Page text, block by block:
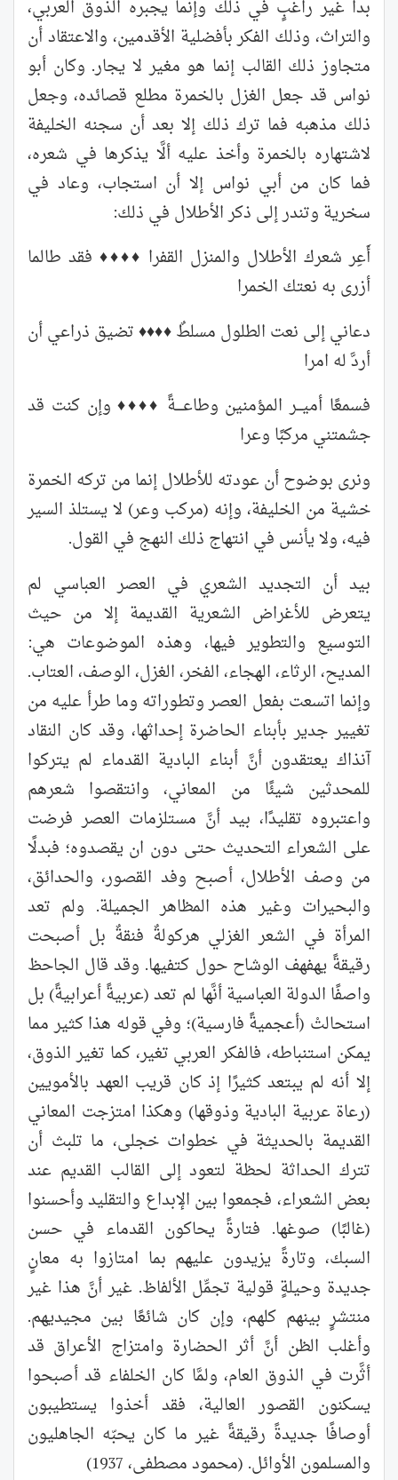
بدا غير راغبٍ في ذلك وإنما يجبره الذوق العربي،
والتراث، وذلك الفكر بأفضلية الأقدمين، والاعتقاد أن
متجاوز ذلك القالب إنما هو مغير لا يجار. وكان أبو
نواس قد جعل الغزل بالخمرة مطلع قصائده، وجعل
ذلك مذهبه فما ترك ذلك إلا بعد أن سجنه الخليفة
لاشتهاره بالخمرة وأخذ عليه ألَّا يذكرها في شعره،
فما كان من أبي نواس إلا أن استجاب، وعاد في
سخرية وتندر إلى ذكر الأطلال في ذلك:
أَعِر شعرك الأطلال والمنزل القفرا ♦♦♦♦ فقد طالما
أزرى به نعتك الخمرا
دعاني إلى نعت الطلول مسلطٌ ♦♦♦♦ تضيق ذراعي أن
أردَّ له امرا
فسمعًا أميـــر المؤمنين وطاعــــةً ♦♦♦♦ وإن كنت قد
جشمتني مركبًا وعرا
ونرى بوضوح أن عودته للأطلال إنما من تركه الخمرة
خشية من الخليفة، وإنه (مركب وعر) لا يستلذ السير
فيه، ولا يأنس في انتهاج ذلك النهج في القول.
بيد أن التجديد الشعري في العصر العباسي لم
يتعرض للأغراض الشعرية القديمة إلا من حيث
التوسيع والتطوير فيها، وهذه الموضوعات هي:
المديح، الرثاء، الهجاء، الفخر، الغزل، الوصف، العتاب.
وإنما اتسعت بفعل العصر وتطوراته وما طرأ عليه من
تغيير جدير بأبناء الحاضرة إحداثها، وقد كان النقاد
آنذاك يعتقدون أنَّ أبناء البادية القدماء لم يتركوا
للمحدثين شيئًا من المعاني، وانتقصوا شعرهم
واعتبروه تقليدًا، بيد أنَّ مستلزمات العصر فرضت
على الشعراء التحديث حتى دون ان يقصدوه؛ فبدلًا
من وصف الأطلال، أصبح وفد القصور، والحدائق،
والبحيرات وغير هذه المظاهر الجميلة. ولم تعد
المرأة في الشعر الغزلي هركولةٌ فنقةٌ بل أصبحت
رقيقةً يهفهف الوشاح حول كتفيها. وقد قال الجاحظ
واصفًا الدولة العباسية أنَّها لم تعد (عربيةً أعرابيةً) بل
استحالتْ (أعجميةً فارسية)؛ وفي قوله هذا كثير مما
يمكن استنباطه، فالفكر العربي تغير، كما تغير الذوق،
إلا أنه لم يبتعد كثيرًا إذ كان قريب العهد بالأمويين
(رعاة عربية البادية وذوقها) وهكذا امتزجت المعاني
القديمة بالحديثة في خطوات خجلى، ما تلبث أن
تترك الحداثة لحظة لتعود إلى القالب القديم عند
بعض الشعراء، فجمعوا بين الإبداع والتقليد وأحسنوا
(غالبًا) صوغها. فتارةً يحاكون القدماء في حسن
السبك، وتارةً يزيدون عليهم بما امتازوا به معانٍ
جديدة وحيلةٍ قولية تجمِّل الألفاظ. غير أنَّ هذا غير
منتشرٍ بينهم كلهم، وإن كان شائعًا بين مجيديهم.
وأغلب الظن أنَّ أثر الحضارة وامتزاج الأعراق قد
أثَّرت في الذوق العام، ولمَّا كان الخلفاء قد أصبحوا
يسكنون القصور العالية، فقد أخذوا يستطيبون
أوصافًا جديدةً رقيقةً غير ما كان يحبّه الجاهليون
والمسلمون الأوائل. (محمود مصطفى، 1937)